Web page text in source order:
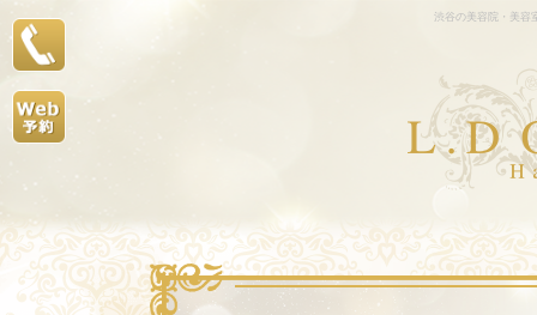
渋谷の美容院・美容